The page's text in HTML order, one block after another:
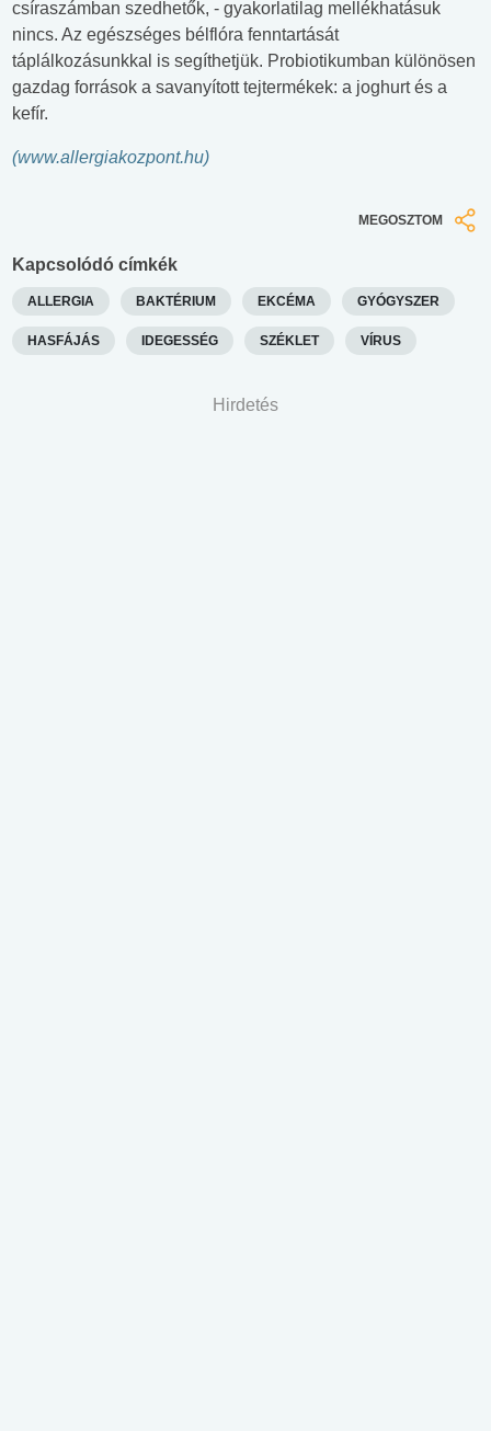
csíraszámban szedhetők, - gyakorlatilag mellékhatásuk
nincs. Az egészséges bélflóra fenntartását
táplálkozásunkkal is segíthetjük. Probiotikumban különösen
gazdag források a savanyított tejtermékek: a joghurt és a
kefír.
(www.allergiakozpont.hu)
MEGOSZTOM
Kapcsolódó címkék
ALLERGIA BAKTÉRIUM EKCÉMA GYÓGYSZER
HASFÁJÁS IDEGESSÉG SZÉKLET VÍRUS
Hirdetés